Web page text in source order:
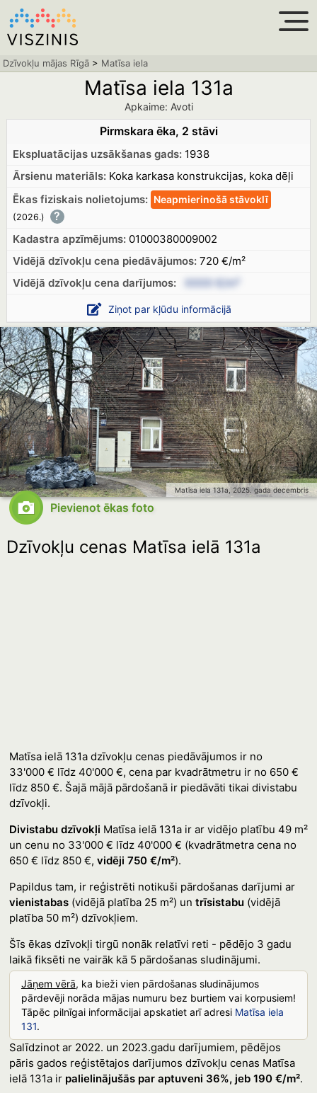
Dzīvokļu mājas Rīgā > Matīsa iela
Matīsa iela 131a
Apkaime: Avoti
Pirmskara ēka, 2 stāvi
Ekspluatācijas uzsākšanas gads:1938
Ārsienu materiāls:Koka karkasa konstrukcijas, koka dēļi
Ēkas fiziskais nolietojums: Neapmierinošāstāvoklī
(2026.) ?
Kadastra apzīmējums:01000380009002
Vidējā dzīvokļu cena piedāvājumos:720 €/m²
Vidējā dzīvokļu cena darījumos: XXXX €/m²
Ziņot par kļūdu informācijā
Matīsa iela 131a, 2025. gada decembris
Pievienot ēkas foto
Dzīvokļu cenas Matīsa ielā 131a
Matīsa ielā 131a dzīvokļu cenas piedāvājumos ir no
33'000 € līdz 40'000 €, cena par kvadrātmetru ir no 650 €
līdz 850 €. Šajā mājā pārdošanā ir piedāvāti tikai divistabu
dzīvokļi.
Divistabu dzīvokļi Matīsa ielā 131a ir ar vidējo platību 49 m²
un cenu no 33'000 € līdz 40'000 € (kvadrātmetra cena no
650 € līdz 850 €, vidēji 750 €/m²).
Papildus tam, ir reģistrēti notikuši pārdošanas darījumi ar
vienistabas(vidējā platība 25 m²) un trīsistabu(vidējā
platība 50 m²) dzīvokļiem.
Šīs ēkas dzīvokļi tirgū nonāk relatīvi reti - pēdējo 3 gadu
laikā fiksēti ne vairāk kā 5 pārdošanas sludinājumi.
Jāņem vērā, ka bieži vien pārdošanas sludinājumos
pārdevēji norāda mājas numuru bez burtiem vai korpusiem!
Tāpēc pilnīgai informācijai apskatiet arī adresi Matīsa iela
131.
Salīdzinot ar 2022. un 2023.gadu darījumiem, pēdējos
pāris gados reģistētajos darījumos dzīvokļu cenas Matīsa
ielā 131a ir palielinājušās par aptuveni 36%, jeb 190 €/m².